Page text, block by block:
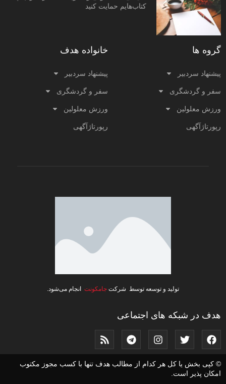
کتاب‌هایم حمایت کنید
گروه ها
پیشنهاد سردبیر
سفر و گردشگری
ورزش معلولین
رپورتاژآگهی
خانواده هدف
پیشنهاد سردبیر
سفر و گردشگری
ورزش معلولین
رپورتاژآگهی
تولید و توسعه توسط شرکت جامکونت انجام می‌شود.
هدف در شبکه های اجتماعی
© کپی بخش یا کل هر کدام از مطالب هدف تنها با کسب مجوز مکتوب
امکان پذیر است.